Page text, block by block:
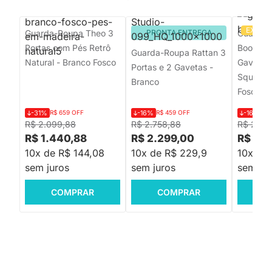
Guarda-Roupa Theo 3
Portas com Pés Retrô
Natural - Branco Fosco
R$ 2.099,88
-31% R$ 659 OFF
R$ 1.440,88
10x de R$ 144,08
sem juros
COMPRAR
PRONTA ENTREGA
Guarda-Roupa Rattan 3
Portas e 2 Gavetas -
Branco
R$ 2.758,88
-16% R$ 459 OFF
R$ 2.299,00
10x de R$ 229,9
sem juros
COMPRAR
Boom 3
Square
Fosco
R$
-16%
R$
10x de
sem